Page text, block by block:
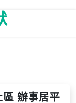
區 辦事居平